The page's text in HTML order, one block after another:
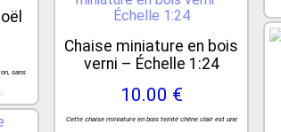
sans
Chaise miniature en bois
verni – Échelle 1:24
10.00 €
Cette chaise miniature en bois teinté chêne clair est une